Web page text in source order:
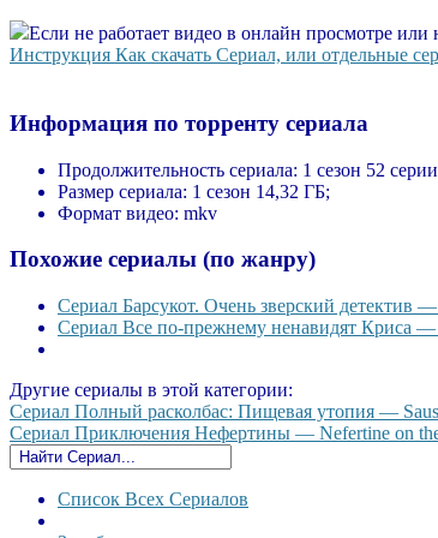
Если не работает видео в онлайн просмотре или
Инструкция Как скачать Сериал, или отдельные
Информация по торренту сериала
Продолжительность сериала: 1 сезон 52
Размер сериала: 1 сезон 14,32 ГБ;
Формат видео: mkv
Похожие сериалы (по жанру)
Сериал Барсукот. Очень зверский детектив
Сериал Все по-прежнему ненавидят Криса —
Другие сериалы в этой категории:
Сериал Полный расколбас: Пищевая утопия —
Сериал Приключения Нефертины — Nefertine on the
Список Всех Сериалов